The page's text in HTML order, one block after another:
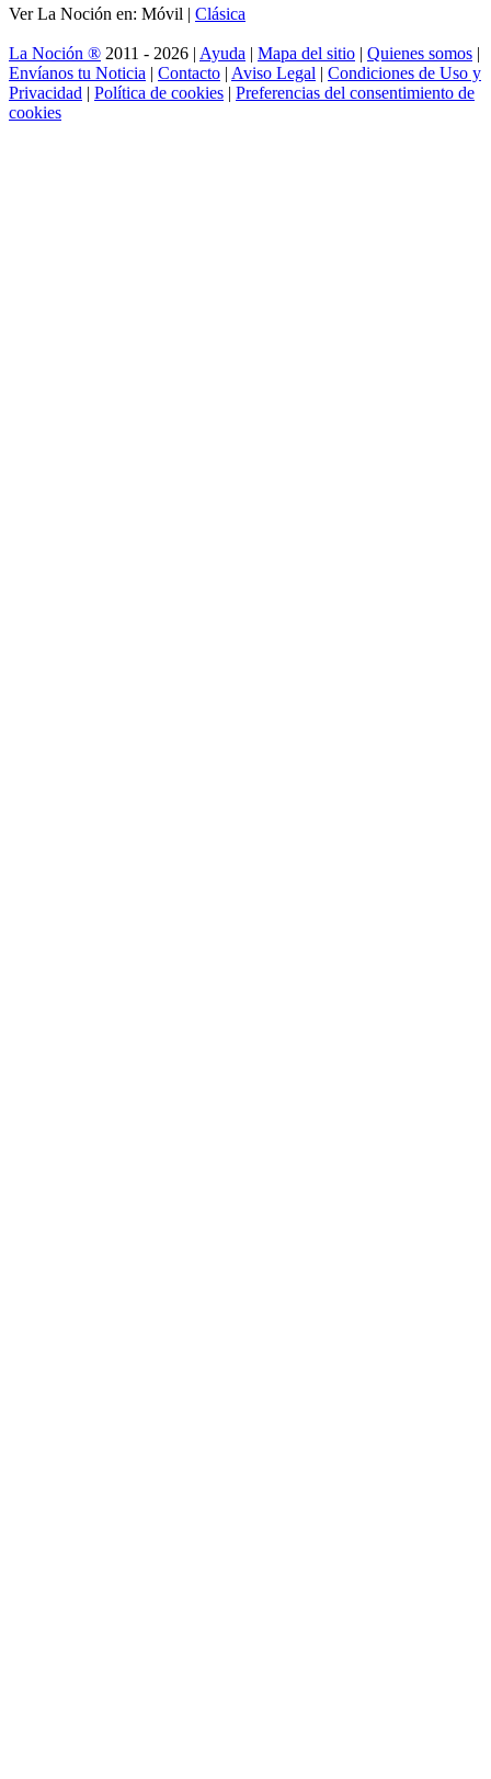
Ver La Noción en: Móvil | Clásica
La Noción ® 2011 - 2026 | Ayuda | Mapa del sitio | Quienes somos |
Envíanos tu Noticia | Contacto | Aviso Legal | Condiciones de Uso y
Privacidad | Política de cookies | Preferencias del consentimiento de
cookies